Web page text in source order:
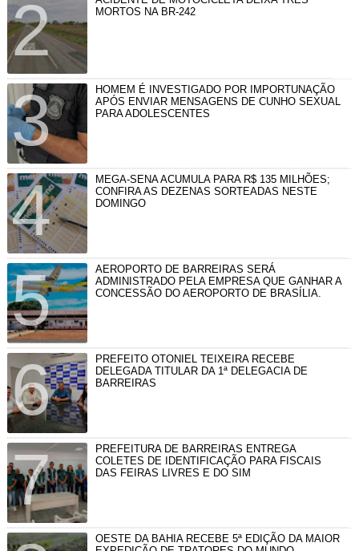
MORTOS NA BR-242
HOMEM É INVESTIGADO POR IMPORTUNAÇÃO
APÓS ENVIAR MENSAGENS DE CUNHO SEXUAL
PARA ADOLESCENTES
MEGA-SENA ACUMULA PARA R$ 135 MILHÕES;
CONFIRA AS DEZENAS SORTEADAS NESTE
DOMINGO
AEROPORTO DE BARREIRAS SERÁ
ADMINISTRADO PELA EMPRESA QUE GANHAR A
CONCESSÃO DO AEROPORTO DE BRASÍLIA.
PREFEITO OTONIEL TEIXEIRA RECEBE
DELEGADA TITULAR DA 1ª DELEGACIA DE
BARREIRAS
PREFEITURA DE BARREIRAS ENTREGA
COLETES DE IDENTIFICAÇÃO PARA FISCAIS
DAS FEIRAS LIVRES E DO SIM
OESTE DA BAHIA RECEBE 5ª EDIÇÃO DA MAIOR